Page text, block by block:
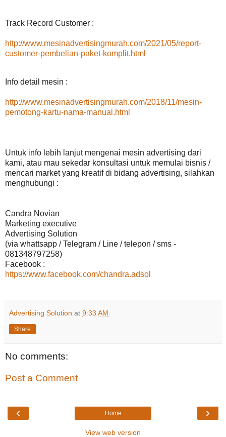
Track Record Customer :
http://www.mesinadvertisingmurah.com/2021/05/report-
customer-pembelian-paket-komplit.html
Info detail mesin :
http://www.mesinadvertisingmurah.com/2018/11/mesin-
pemotong-kartu-nama-manual.html
Untuk info lebih lanjut mengenai mesin advertising dari
kami, atau mau sekedar konsultasi untuk memulai bisnis /
mencari market yang kreatif di bidang advertising, silahkan
menghubungi :
Candra Novian
Marketing executive
Advertising Solution
(via whattsapp / Telegram / Line / telepon / sms -
081348797258)
Facebook :
https://www.facebook.com/chandra.adsol
Advertising Solution at 9:33 AM
Share
No comments:
Post a Comment
‹ ›
Home
View web version